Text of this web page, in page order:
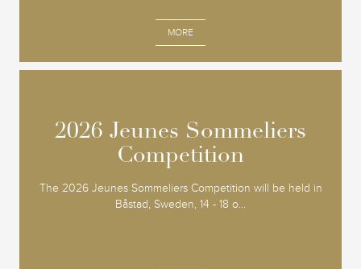
MORE
2026 Jeunes Sommeliers
Competition
The 2026 Jeunes Sommeliers Competition will be held in
Båstad, Sweden, 14 - 18 o...
2026 Jeunes Sommeliers
Competition